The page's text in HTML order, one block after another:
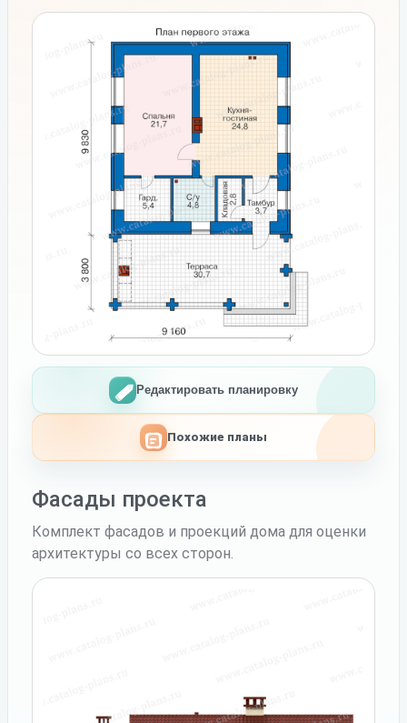
Редактировать планировку
Похожие планы
Фасады проекта
Комплект фасадов и проекций дома для оценки
архитектуры со всех сторон.